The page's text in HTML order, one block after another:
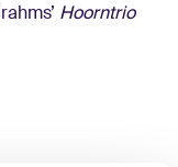
Hoorntrio